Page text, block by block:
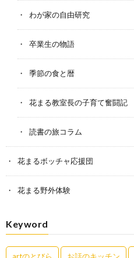
わが家の自由研究
卒業生の物語
季節の食と暦
花まる教室長の子育て奮闘記
読書の旅コラム
花まるボッチャ応援団
花まる野外体験
Keyword
artのとびら お話のキッチン